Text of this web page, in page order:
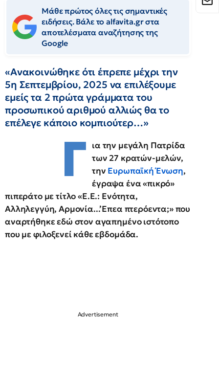
Μάθε πρώτος όλες τις σημαντικές
ειδήσεις. Βάλε το alfavita.gr στα
αποτελέσματα αναζήτησης της
Google
«Ανακοινώθηκε ότι έπρεπε μέχρι την
5η Σεπτεμβρίου, 2025 να επιλέξουμε
εμείς τα 2 πρώτα γράμματα του
προσωπικού αριθμού αλλιώς θα το
επέλεγε κάποιο κομπιούτερ…»
Γ ια την μεγάλη Πατρίδα
των 27 κρατών-μελών,
την Ευρωπαϊκή Ένωση,
έγραψα ένα «πικρό»
πιπεράτο με τίτλο «Ε.Ε.: Ενότητα,
Αλληλεγγύη, Αρμονία...’Επεα πτερόεντα;» που
αναρτήθηκε εδώ στον αγαπημένο ιστότοπο
που με φιλοξενεί κάθε εβδομάδα.